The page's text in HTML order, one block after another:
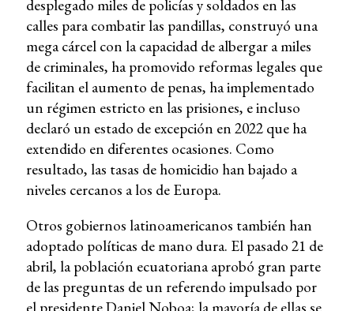
desplegado miles de policías y soldados en las
calles para combatir las pandillas, construyó una
mega cárcel con la capacidad de albergar a miles
de criminales, ha promovido reformas legales que
facilitan el aumento de penas, ha implementado
un régimen estricto en las prisiones, e incluso
declaró un estado de excepción en 2022 que ha
extendido en diferentes ocasiones. Como
resultado, las tasas de homicidio han bajado a
niveles cercanos a los de Europa.
Otros gobiernos latinoamericanos también han
adoptado políticas de mano dura. El pasado 21 de
abril, la población ecuatoriana aprobó gran parte
de las preguntas de un referendo impulsado por